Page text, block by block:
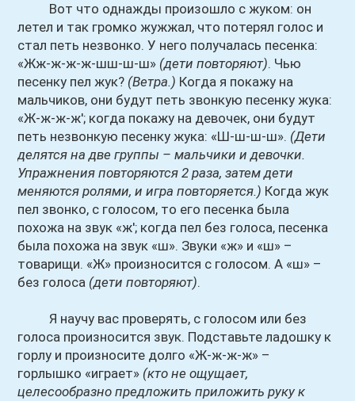
Вот что однажды произошло с жуком: он
летел и так громко жужжал, что потерял голос и
стал петь незвонко. У него получалась песенка:
«Жж-ж-ж-ж-шш-ш-ш» (дети повторяют). Чью
песенку пел жук? (Ветра.) Когда я покажу на
мальчиков, они будут петь звонкую песенку жука:
«Ж-ж-ж-ж'; когда покажу на девочек, они будут
петь незвонкую песенку жука: «Ш-ш-ш-ш». (Дети
делятся на две группы – мальчики и девочки.
Упражнения повторяются 2 раза, затем дети
меняются ролями, и игра повторяется.) Когда жук
пел звонко, с голосом, то его песенка была
похожа на звук «ж'; когда пел без голоса, песенка
была похожа на звук «ш». Звуки «ж» и «ш» –
товарищи. «Ж» произносится с голосом. А «ш» –
без голоса (дети повторяют).
Я научу вас проверять, с голосом или без
голоса произносится звук. Подставьте ладошку к
горлу и произносите долго «Ж-ж-ж-ж» –
горлышко «играет» (кто не ощущает,
целесообразно предложить приложить руку к